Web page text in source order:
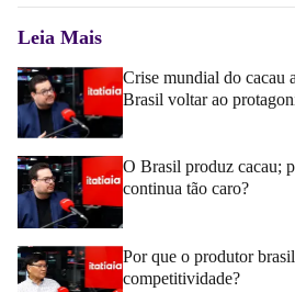
Leia Mais
Crise mundial do cacau
Brasil voltar ao
O Brasil produz cacau;
continua tão caro?
Por que o produtor
competitividade?